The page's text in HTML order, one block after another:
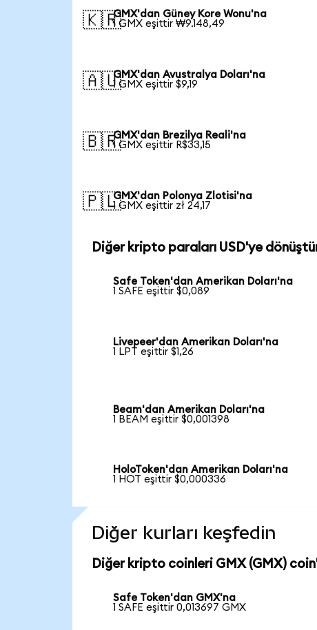
🇰🇷GMX'dan Güney Kore Wonu'na
1 GMX eşittir ₩9.148,49
🇦🇺GMX'dan Avustralya Doları'na
1 GMX eşittir $9,19
🇧🇷GMX'dan Brezilya Reali'na
1 GMX eşittir R$33,15
🇵🇱GMX'dan Polonya Zlotisi'na
1 GMX eşittir zł 24,17
Diğer kripto paraları USD'ye
Safe Token'dan Amerikan Doları'na
1 SAFE eşittir $0,089
Livepeer'dan Amerikan Doları'na
1 LPT eşittir $1,26
Beam'dan Amerikan Doları'na
1 BEAM eşittir $0,001398
HoloToken'dan Amerikan Doları'na
1 HOT eşittir $0,000336
Diğer kurları keşfedin
Diğer kripto coinleri GMX (GMX)
Safe Token'dan GMX'na
1 SAFE eşittir 0,013697 GMX